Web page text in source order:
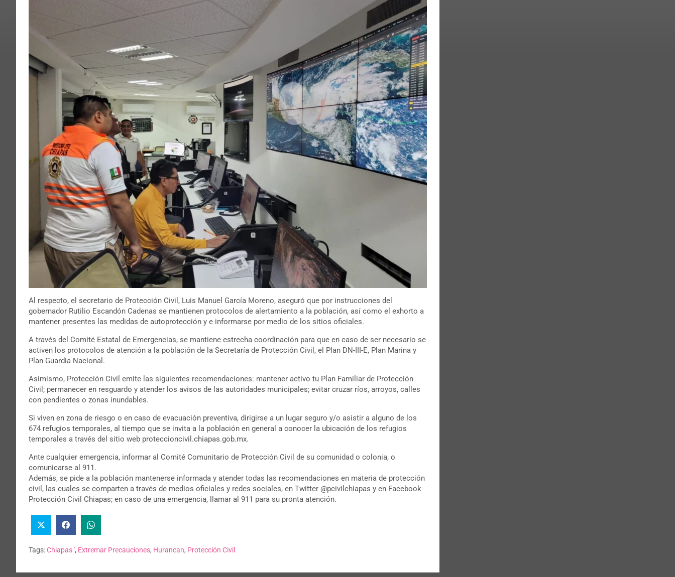
Al respecto, el secretario de Protección Civil, Luis Manuel García Moreno, aseguró que por instrucciones del
gobernador Rutilio Escandón Cadenas se mantienen protocolos de alertamiento a la población, así como el exhorto a
mantener presentes las medidas de autoprotección y e informarse por medio de los sitios oficiales.
A través del Comité Estatal de Emergencias, se mantiene estrecha coordinación para que en caso de ser necesario se
activen los protocolos de atención a la población de la Secretaría de Protección Civil, el Plan DN-III-E, Plan Marina y
Plan Guardia Nacional.
Asimismo, Protección Civil emite las siguientes recomendaciones: mantener activo tu Plan Familiar de Protección
Civil; permanecer en resguardo y atender los avisos de las autoridades municipales; evitar cruzar ríos, arroyos, calles
con pendientes o zonas inundables.
Si viven en zona de riesgo o en caso de evacuación preventiva, dirigirse a un lugar seguro y/o asistir a alguno de los
674 refugios temporales, al tiempo que se invita a la población en general a conocer la ubicación de los refugios
temporales a través del sitio web proteccioncivil.chiapas.gob.mx.
Ante cualquier emergencia, informar al Comité Comunitario de Protección Civil de su comunidad o colonia, o
comunicarse al 911.
Además, se pide a la población mantenerse informada y atender todas las recomendaciones en materia de protección
civil, las cuales se comparten a través de medios oficiales y redes sociales, en Twitter @pcivilchiapas y en Facebook
Protección Civil Chiapas; en caso de una emergencia, llamar al 911 para su pronta atención.
Tags:Chiapas ', Extremar Precauciones, Hurancan, Protección Civil